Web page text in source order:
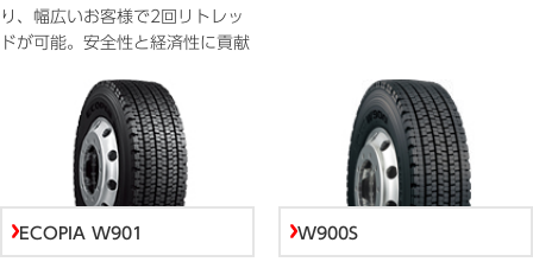
り、幅広いお客様で2回リトレッ
ドが可能。安全性と経済性に貢献
ECOPIA W901 W900S